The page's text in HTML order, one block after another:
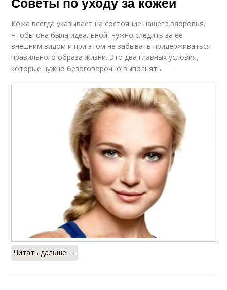
Кожа всегда указывает на состояние нашего здоровья.
Чтобы она была идеальной, нужно следить за ее
внешним видом и при этом не забывать придерживаться
правильного образа жизни. Это два главных условия,
которые нужно безоговорочно выполнять.
Читать дальше →